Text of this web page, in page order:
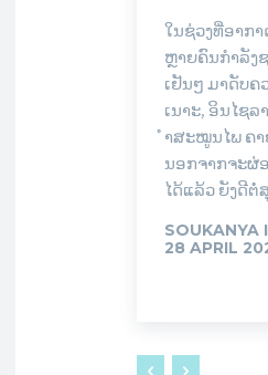
ໃນຊ່ວງທີ່ອາກ
ຫຼາຍຄົນກຳລັງ
ເຢັນໆ ມາດັບ
ເນາະ, ອິນໄຊ
ຳສະໝູນໄພ ຄາ
ນອກຈາກຈະຜ່
ໄດ້ແລ້ວ ຍັງດີຕໍ່
SOUKANYA
28 APRIL